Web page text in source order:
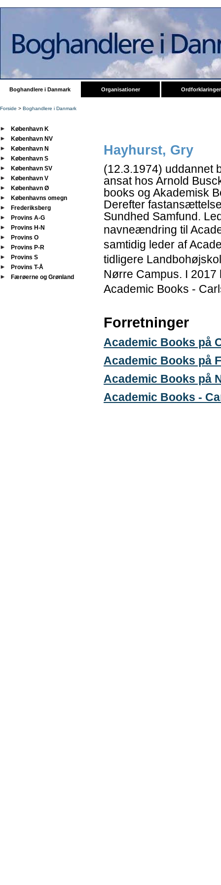
Boghandlere i Danmark Organisationer Ordforklaringer
Forside > Boghandlere i Danmark
København K
København NV
København N
København S
København SV
København V
København Ø
Københavns omegn
Frederiksberg
Provins A-G
Provins H-N
Provins O
Provins P-R
Provins S
Provins T-Å
Færøerne og Grønland
Hayhurst, Gry
(12.3.1974) uddannet
ansat hos Arnold
books og Akademisk
Derefter
Sundhed Samfund.
navneændring til
samtidig leder af
tidligere
Nørre Campus. I
Academic Books -
Forretninger
Academic Books på
Academic Books på
Academic Books på
Academic Books -